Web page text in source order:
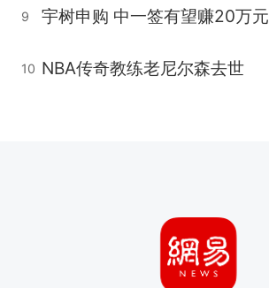
9 宇树申购 中一签有望赚20万元
10 NBA传奇教练老尼尔森去世